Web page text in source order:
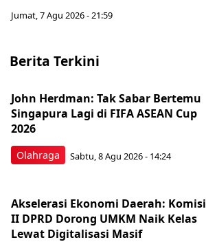
Jumat, 7 Agu 2026 - 21:59
Berita Terkini
Olahraga
John Herdman: Tak Sabar Bertemu
Singapura Lagi di FIFA ASEAN Cup
2026
Sabtu, 8 Agu 2026 - 14:24
Akselerasi Ekonomi Daerah: Komisi
II DPRD Dorong UMKM Naik Kelas
Lewat Digitalisasi Masif